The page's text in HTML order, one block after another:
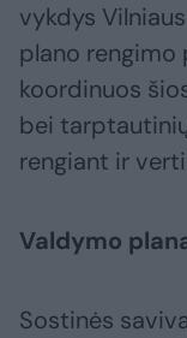
vykdys
plano rengimo
koordinuos
bei
rengiant ir
Valdymo
Sostinės